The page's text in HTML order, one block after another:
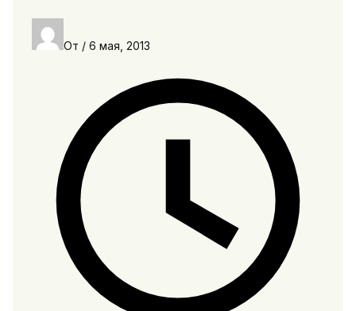
От / 6 мая, 2013